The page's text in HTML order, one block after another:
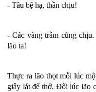
- Tâu bệ hạ, thần chịu!
- Các vàng trẫm cũng
lão ta!
Thực ra lão thọt mỗi lúc
giây lát để thở. Đôi lúc lão